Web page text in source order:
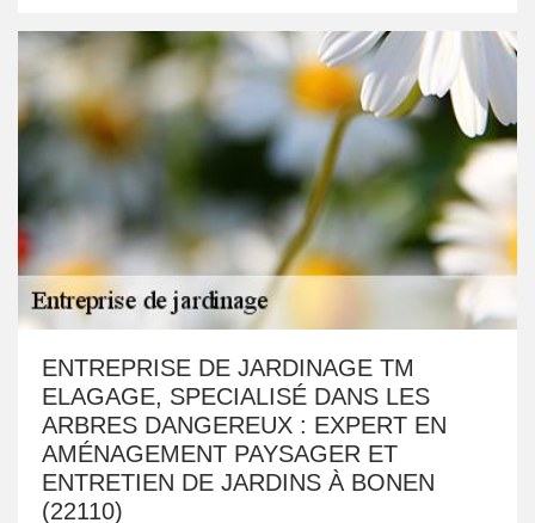
ENTREPRISE DE JARDINAGE TM
ELAGAGE, SPECIALISÉ DANS LES
ARBRES DANGEREUX : EXPERT EN
AMÉNAGEMENT PAYSAGER ET
ENTRETIEN DE JARDINS À BONEN
(22110)